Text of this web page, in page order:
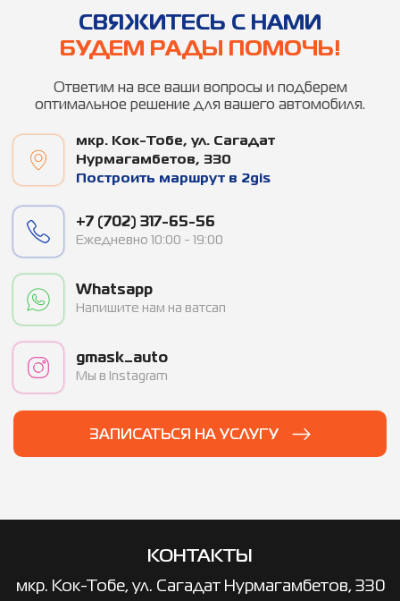
CВЯЖИТЕСЬ С НАМИ
БУДЕМ РАДЫ ПОМОЧЬ!
Ответим на все ваши вопросы и подберем
оптимальное решение для вашего автомобиля.
мкр. ​Кок-Тобе, ул. Сагадат
Нурмагамбетов, 330
Построить маршрут в 2gis
+7 (702) 317-65-56
Ежедневно 10:00 - 19:00
Whatsapp
Напишите нам на ватсап
gmask_auto
Мы в Instagram
ЗАПИСАТЬСЯ НА УСЛУГУ
КОНТАКТЫ
мкр. ​Кок-Тобе, ул. Сагадат Нурмагамбетов, 330